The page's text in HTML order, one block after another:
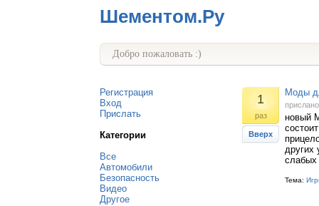
Шементом.Ру
Добро пожаловать :)
Регистрация
Вход
Прислать
Категории
Все
Автомобили
Безопасность
Видео
Другое
1
раз
Вверх
Моды
новый
других
слабых
Тема: